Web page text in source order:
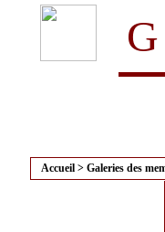
Accueil > Galeries des